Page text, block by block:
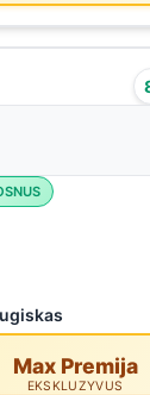
Max Premija
EKSKLUZYVUS